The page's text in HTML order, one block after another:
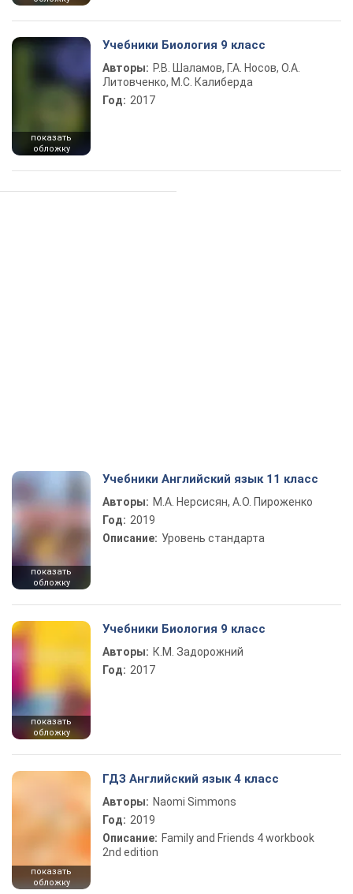
показать
обложку
Учебники Биология 9 класс
Авторы: Р.В. Шаламов, Г.А. Носов, О.А.
Литовченко, М.С. Калиберда
Год: 2017
показать
обложку
Учебники Английский язык 11 класс
Авторы: М.А. Нерсисян, А.О. Пироженко
Год: 2019
Описание: Уровень стандарта
показать
обложку
Учебники Биология 9 класс
Авторы: К.М. Задорожний
Год: 2017
показать
обложку
ГДЗ Английский язык 4 класс
Авторы: Naomi Simmons
Год: 2019
Описание: Family and Friends 4 workbook
2nd edition